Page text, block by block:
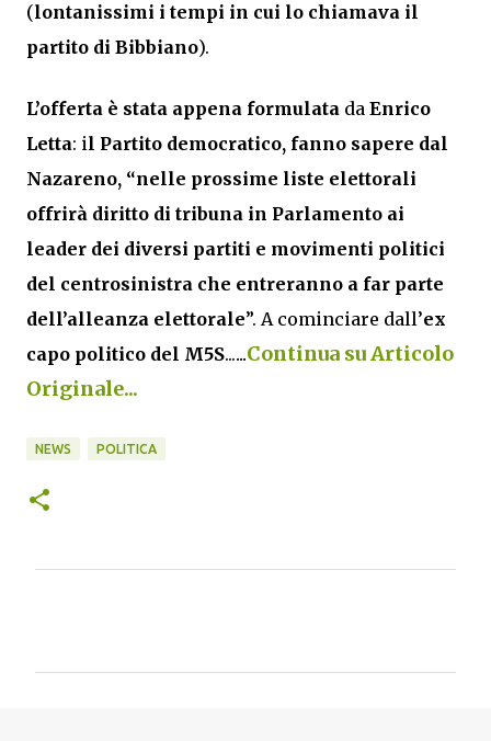
(lontanissimi i tempi in cui lo chiamava il
partito di Bibbiano).
L’offerta è stata appena formulata da Enrico
Letta: il Partito democratico, fanno sapere dal
Nazareno, “nelle prossime liste elettorali
offrirà diritto di tribuna in Parlamento ai
leader dei diversi partiti e movimenti politici
del centrosinistra che entreranno a far parte
dell’alleanza elettorale”. A cominciare dall’ex
capo politico del M5S......Continua su Articolo
Originale...
NEWS POLITICA